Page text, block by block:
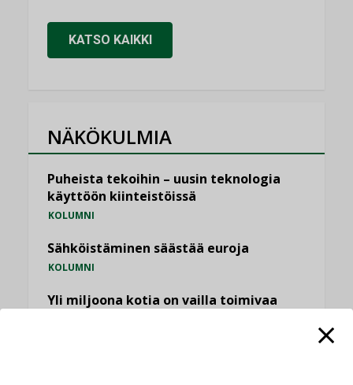
KATSO KAIKKI
NÄKÖKULMIA
Puheista tekoihin – uusin teknologia
käyttöön kiinteistöissä
KOLUMNI
Sähköistäminen säästää euroja
KOLUMNI
Yli miljoona kotia on vailla toimivaa